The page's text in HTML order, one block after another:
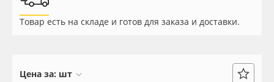
Доставка
Листовые материалы
Товар есть на складе и готов для заказа и доставки.
Цена за: шт